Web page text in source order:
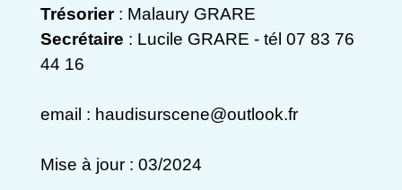
Trésorier: Malaury GRARE
Secrétaire : Lucile GRARE - tél 07 83 76
44 16
email : haudisurscene@outlook.fr
Mise à jour : 03/2024